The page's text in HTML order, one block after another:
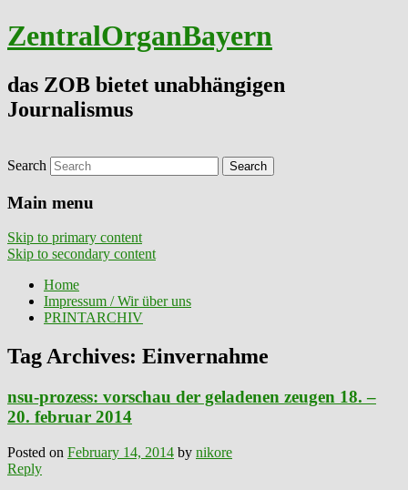
ZentralOrganBayern
das ZOB bietet unabhängigen
Journalismus
Search
Main menu
Skip to primary content
Skip to secondary content
Home
Impressum / Wir über uns
PRINTARCHIV
Tag Archives: Einvernahme
nsu-prozess: vorschau der geladenen zeugen 18. –
20. februar 2014
Posted on February 14, 2014 by nikore
Reply